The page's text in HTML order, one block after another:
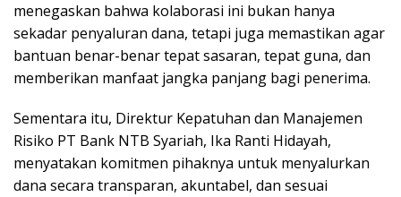
menegaskan bahwa kolaborasi ini bukan hanya
sekadar penyaluran dana, tetapi juga memastikan agar
bantuan benar-benar tepat sasaran, tepat guna, dan
memberikan manfaat jangka panjang bagi penerima.
Sementara itu, Direktur Kepatuhan dan Manajemen
Risiko PT Bank NTB Syariah, Ika Ranti Hidayah,
menyatakan komitmen pihaknya untuk menyalurkan
dana secara transparan, akuntabel, dan sesuai